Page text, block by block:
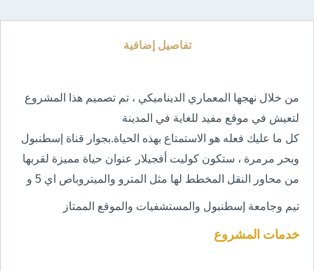
تفاصيل إضافية
من خلال نهجها المعماري الديناميكي ، تم تصميم هذا المشروع
لتعيش في موقع مفيد للغاية في المدينة
كل ما عليك فعله هو الاستمتاع بهذه الحياة.بجوار قناة إسطنبول
وبحر مرمرة ، ستكون كوليت أفجيلار عنوان حياة مميزة لقربها
من محاور النقل المخطط لها مثل المترو والميتروباص اي 5 و
تيم وجامعة إسطنبول والمستشفيات والموقع الممتاز
خدمات المشروع